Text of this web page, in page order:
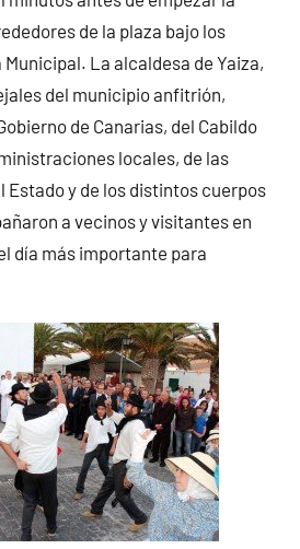
de la plaza bajo los
La alcaldesa de Yaiza,
del municipio anfitrión,
de Canarias, del Cabildo
locales, de las
Estado y de los distintos cuerpos
a vecinos y visitantes en
día más importante para